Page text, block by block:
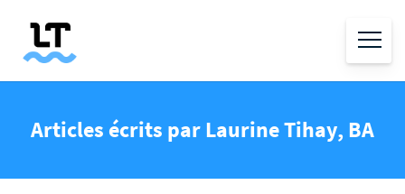
Articles écrits par Laurine Tihay, BA